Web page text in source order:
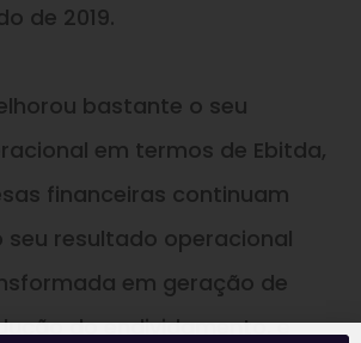
de 2019.
bastante o seu
em termos de Ebitda,
financeiras continuam
seu resultado operacional
em geração de
do endividamento, e